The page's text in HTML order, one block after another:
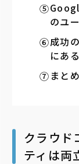
のユ
成功
にある
まとめ
クラウド
ティは両